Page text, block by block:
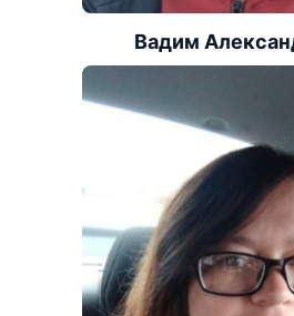
Вадим